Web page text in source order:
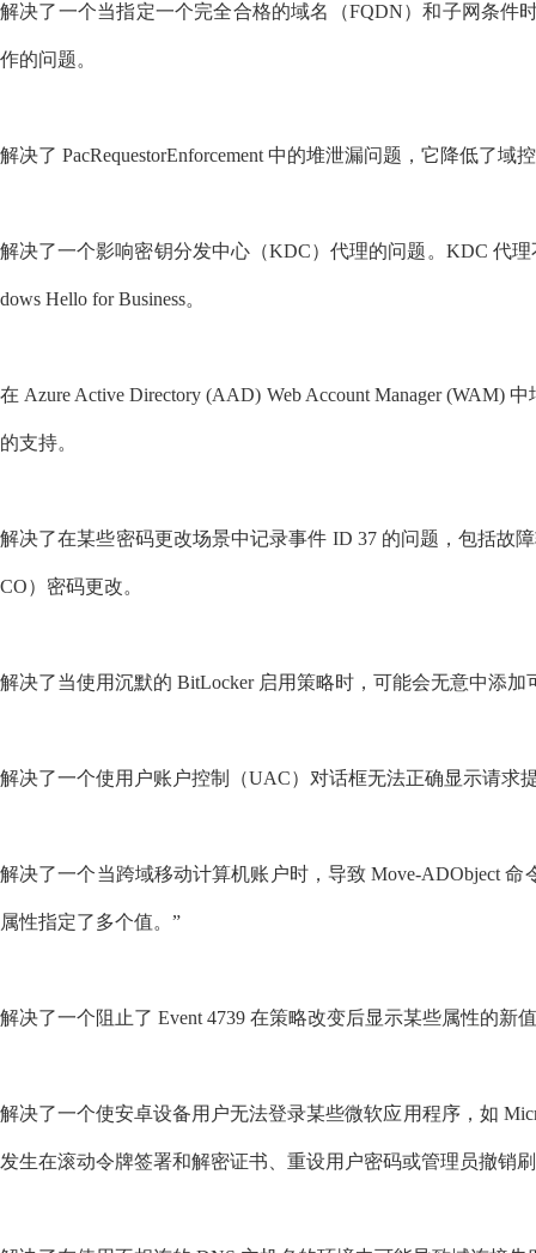
解决了一个当指定一个完全合格的域名（FQDN）和子网条件
作的问题。
解决了 PacRequestorEnforcement 中的堆泄漏问题，它降低了域
解决了一个影响密钥分发中心（KDC）代理的问题。KDC 代理
dows Hello for Business。
在 Azure Active Directory (AAD) Web Account Manager (WAM)
的支持。
解决了在某些密码更改场景中记录事件 ID 37 的问题，包括故
CO）密码更改。
解决了当使用沉默的 BitLocker 启用策略时，可能会无意中添
解决了一个使用户账户控制（UAC）对话框无法正确显示请求
解决了一个当跨域移动计算机账户时，导致 Move-ADObject
属性指定了多个值。”
解决了一个阻止了 Event 4739 在策略改变后显示某些属性的新
解决了一个使安卓设备用户无法登录某些微软应用程序，如
发生在滚动令牌签署和解密证书、重设用户密码或管理员撤销